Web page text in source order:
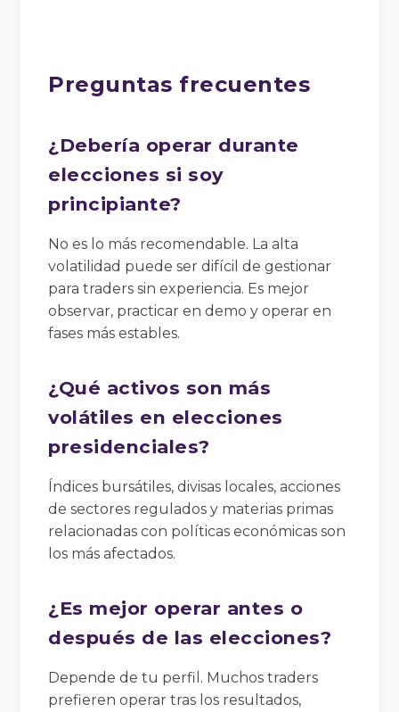
Preguntas frecuentes
¿Debería operar durante
elecciones si soy
principiante?
No es lo más recomendable. La alta
volatilidad puede ser difícil de gestionar
para traders sin experiencia. Es mejor
observar, practicar en demo y operar en
fases más estables.
¿Qué activos son más
volátiles en elecciones
presidenciales?
Índices bursátiles, divisas locales, acciones
de sectores regulados y materias primas
relacionadas con políticas económicas son
los más afectados.
¿Es mejor operar antes o
después de las elecciones?
Depende de tu perfil. Muchos traders
prefieren operar tras los resultados,